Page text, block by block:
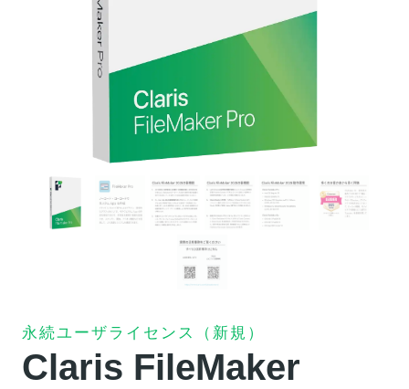
永続ユーザライセンス（新規）
Claris FileMaker